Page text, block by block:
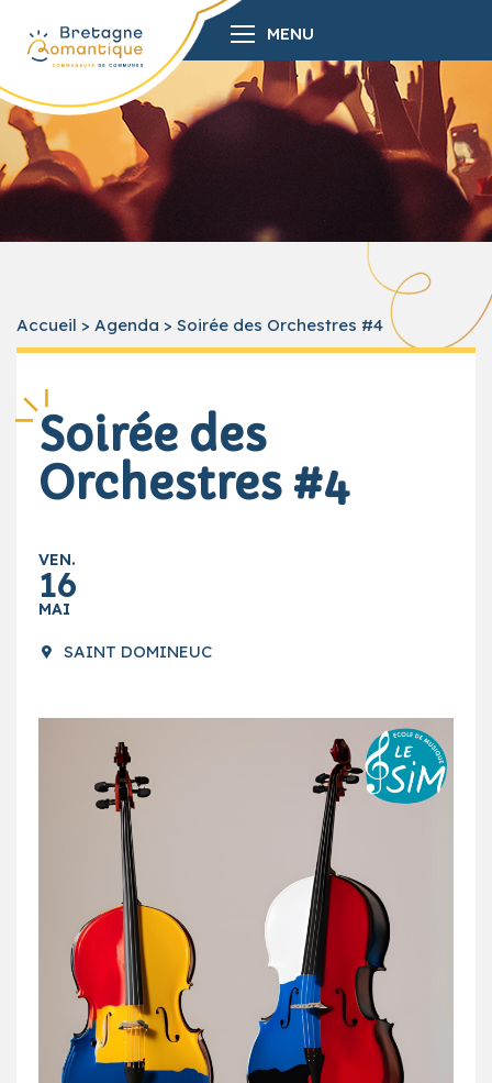
MENU
Accueil > Agenda > Soirée des Orchestres #4
Soirée des
Orchestres #4
VEN.
16
MAI
SAINT DOMINEUC